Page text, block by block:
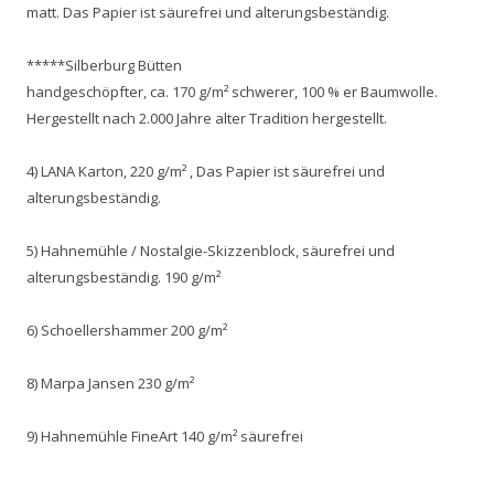
matt. Das Papier ist säurefrei und alterungsbeständig.
*****Silberburg Bütten
handgeschöpfter, ca. 170 g/m² schwerer, 100 % er Baumwolle.
Hergestellt nach 2.000 Jahre alter Tradition hergestellt.
4) LANA Karton, 220 g/m² , Das Papier ist säurefrei und
alterungsbeständig.
5) Hahnemühle / Nostalgie-Skizzenblock, säurefrei und
alterungsbeständig. 190 g/m²
6) Schoellershammer 200 g/m²
8) Marpa Jansen 230 g/m²
9) Hahnemühle FineArt 140 g/m² säurefrei